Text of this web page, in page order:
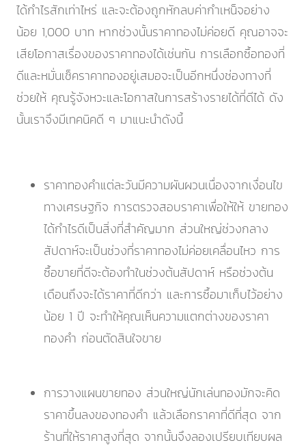
ได้กำไรสักเท่าไหร่ และจะต้องถูกหักลบค่ากำเหน็จอย่าง
น้อย 1,000 บาท หากช่วงนั้นราคาทองไม่ค่อยดี คุณอาจจะ
เสียโอกาสเรื่องของราคาทองได้เช่นกัน การเลือกซื้อทองที่
ดีและหมั่นเช็คราคาทองอยู่เสมอจะเป็นอีกหนึ่งช่องทางที่
ช่วยให้ คุณรู้จังหวะและโอกาสในการสร้างรายได้ที่ดีได้ ดัง
นั้นเราจึงมีเทคนิคดี ๆ มาแนะนำดังนี้
ราคาทองคำแต่ละวันมีความผันผวนเนื่องจากเงื่อนไข
ทางเศรษฐกิจ การตรวจสอบราคาเพื่อให้ให้ ขายทอง
ได้กำไรดีเป็นสิ่งที่สำคัญมาก ส่วนใหญ่ช่วงกลาง
สัปดาห์จะเป็นช่วงที่ราคาทองไม่ค่อยเคลื่อนไหว การ
ซื้อขายที่ดีจะต้องทำในช่วงต้นสัปดาห์ หรือช่วงต้น
เดือนถึงจะได้ราคาที่ดีกว่า และการซื้อมาเก็บไว้อย่าง
น้อย 1 ปี จะทำให้คุณเห็นความแตกต่างของราคา
ทองคำ ก่อนตัดสินใจขาย
การวางแผนขายทอง ส่วนใหญ่นักเล่นทองมักจะคิด
ราคาขึ้นลงของทองคำ แล้วเลือกราคาที่ดีที่สุด จาก
ร้านที่ให้ราคาสูงที่สุด จากนั้นจึงลองเปรียบเทียบผล